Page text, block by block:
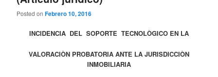
Posted onFebrero 10, 2016
INCIDENCIA DEL SOPORTE TECNOLÒGICO EN LA
VALORACIÒN PROBATORIA ANTE LA JURISDICCIÒN
INMOBILIARIA